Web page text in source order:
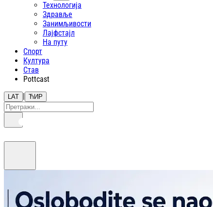
Технологија
Здравље
Занимљивости
Лајфстajл
На путу
Спорт
Култура
Став
Pottcast
LAT | ЋИР